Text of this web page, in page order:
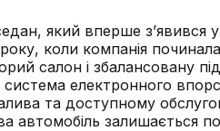
який вперше
коли компанія
салон і збалансовану
система електронного
та доступному
автомобіль залишається